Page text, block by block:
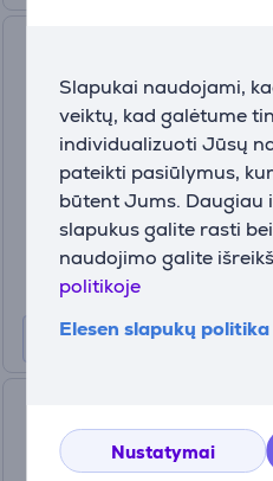
Slapukai naudojami,
veiktų, kad galėtume
individualizuoti Jūsų
pateikti pasiūlymus,
būtent Jums. Daugiau
slapukus galite rasti
naudojimo galite
politikoje
Elesen slapukų politika
Nustatymai
T-
Kaina:
29